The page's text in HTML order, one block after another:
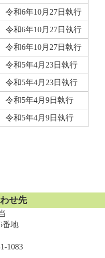
令和6年10月27日執行
令和6年10月27日執行
令和6年10月27日執行
令和5年4月23日執行
令和5年4月23日執行
令和5年4月9日執行
令和5年4月9日執行
せ先
番地
1083